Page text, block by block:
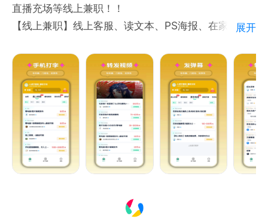
直播充场等线上兼职！！
【线上兼职】线上客服、读文本、PS海报、在家游戏
展开